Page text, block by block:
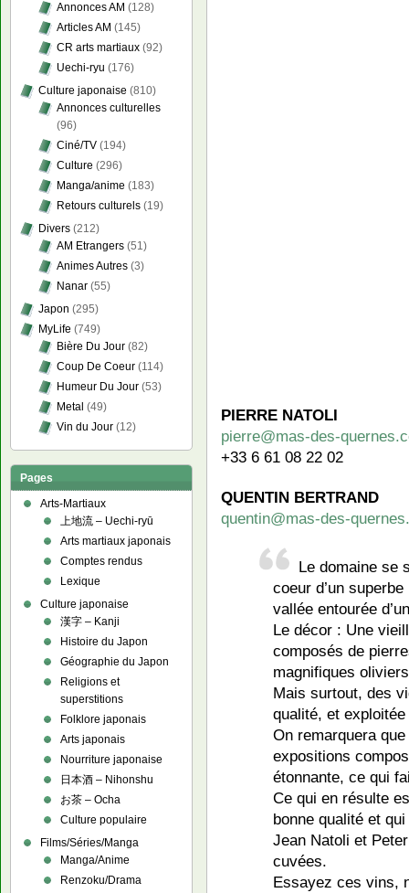
PIERRE NATOLI
pierre@mas-des-
+33 6 61 08 22 02
QUENTIN BERTRAND
quentin@mas-des-
Le domaine se
coeur d’un
vallée entourée
Le décor : Une
composés de
magnifiques
Mais surtout, des
qualité, et
On remarquera
expositions
étonnante, ce qui
Ce qui en résulte
bonne qualité et
Jean Natoli et
cuvées.
Essayez ces vins,
Annonces AM (128)
Articles AM (145)
CR arts martiaux (92)
Uechi-ryu (176)
Culture japonaise (810)
Annonces culturelles
(96)
Ciné/TV (194)
Culture (296)
Manga/anime (183)
Retours culturels (19)
Divers (212)
AM Etrangers (51)
Animes Autres (3)
Nanar (55)
Japon (295)
MyLife (749)
Bière Du Jour (82)
Coup De Coeur (114)
Humeur Du Jour (53)
Metal (49)
Vin du Jour (12)
Pages
Arts-Martiaux
上地流 – Uechi-ryū
Arts martiaux japonais
Comptes rendus
Lexique
Culture japonaise
漢字 – Kanji
Histoire du Japon
Géographie du Japon
Religions et
superstitions
Folklore japonais
Arts japonais
Nourriture japonaise
日本酒 – Nihonshu
お茶 – Ocha
Culture populaire
Films/Séries/Manga
Manga/Anime
Renzoku/Drama